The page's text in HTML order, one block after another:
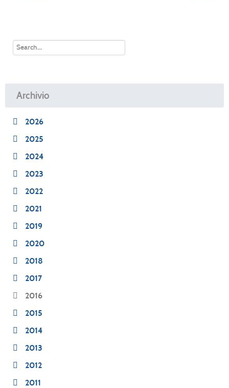
Archivio
2026
2025
2024
2023
2022
2021
2019
2020
2018
2017
2016
2015
2014
2013
2012
2011